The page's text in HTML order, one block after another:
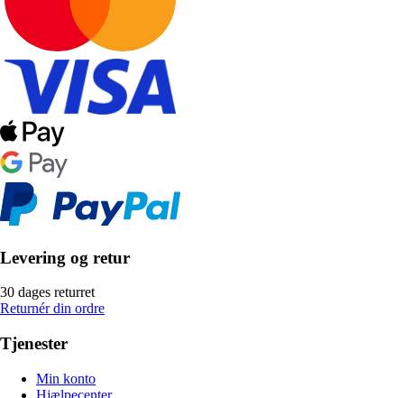
Levering og retur
30 dages returret
Returnér din ordre
Tjenester
Min konto
Hjælpecenter